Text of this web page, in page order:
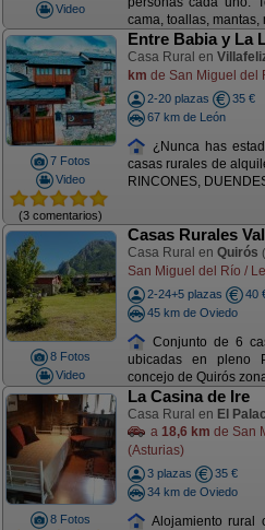
Video
cama, toallas, mantas,
7 Fotos
Video
(3 comentarios)
Entre Babia y La
Casa Rural en
km de San Miguel del
2-20 plazas
35 €
67 km de León
¿Nunca has
casas rurales de
RINCONES,
8 Fotos
Video
Casas Rurales
Casa Rural en Quirós
San Miguel del Río /
2-24+5 plazas
40
45 km de Oviedo
Conjunto de 6
ubicadas en pleno
concejo de Quirós
8 Fotos
La Casina de Ire
Casa Rural en El
a 18,6 km de San
(Asturias)
3 plazas
35 €
34 km de Oviedo
Alojamiento rural